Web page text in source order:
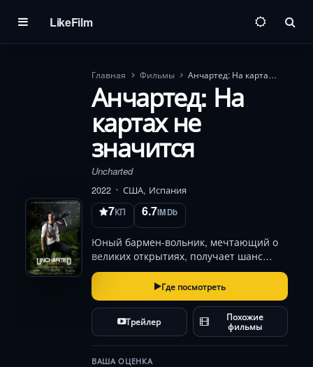
LikeFilm
Главная Фильмы Анчартед: На картах не значится
Анчартед: На
картах не
значится
Uncharted
2022
США, Испания
7КП 6.7IMDb
Юный бармен-вольник, мечтающий о
великих открытиях, получает шанс
изменить жизнь: загадочный искатель
сокровищ вербует его в опасную
экспедицию. Их цель — золото,
потерянное экипажем Магеллана пять
веков назад. Но за рел…
Где посмотреть
Трейлер Похожие
фильмы
ВАША ОЦЕНКА